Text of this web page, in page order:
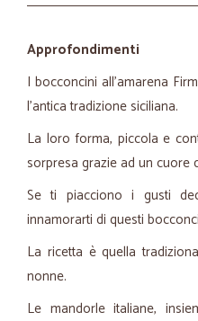
Approfondimenti
I bocconcini all'amarena
l'antica tradizione siciliana.
La loro forma, piccola e
sorpresa grazie ad un cuore
Se ti piacciono i gusti
innamorarti di questi
La ricetta è quella
nonne.
Le mandorle italiane,